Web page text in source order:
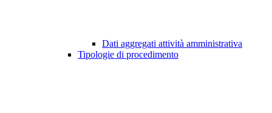
Dati aggregati attività amministrativa
Tipologie di procedimento